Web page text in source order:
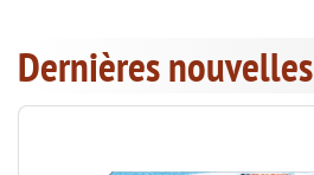
Dernières nouvelles